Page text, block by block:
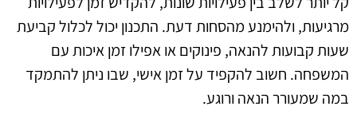
מרגיעות, ולהימנע מהסחות דעת. התכנון יכול לכלול קביעת
שעות קבועות להנאה, פינוקים או אפילו זמן איכות עם
המשפחה. חשוב להקפיד על זמן אישי, שבו ניתן להתמקד
במה שמעורר הנאה ורוגע.